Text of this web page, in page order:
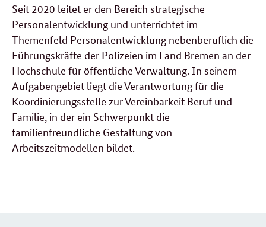
Seit 2020 leitet er den Bereich strategische
Personalentwicklung und unterrichtet im
Themenfeld Personalentwicklung nebenberuflich die
Führungskräfte der Polizeien im Land Bremen an der
Hochschule für öffentliche Verwaltung. In seinem
Aufgabengebiet liegt die Verantwortung für die
Koordinierungsstelle zur Vereinbarkeit Beruf und
Familie, in der ein Schwerpunkt die
familienfreundliche Gestaltung von
Arbeitszeitmodellen bildet.